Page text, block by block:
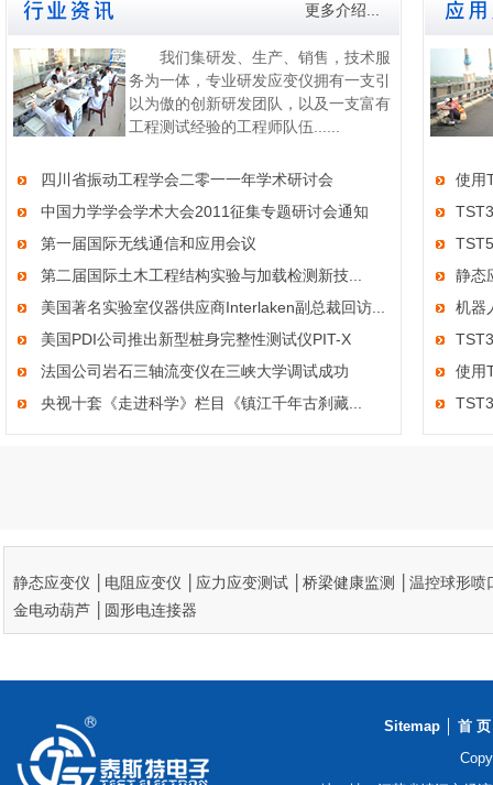
更多介绍...
我们集研发、生产、销售，技术服
务为一体，专业研发应变仪拥有一支引
以为傲的创新研发团队，以及一支富有
工程测试经验的工程师队伍......
四川省振动工程学会二零一一年学术研讨会
中国力学学会学术大会2011征集专题研讨会通知
第一届国际无线通信和应用会议
第二届国际土木工程结构实验与加载检测新技...
美国著名实验室仪器供应商Interlaken副总裁回访...
美国PDI公司推出新型桩身完整性测试仪PIT-X
法国公司岩石三轴流变仪在三峡大学调试成功
央视十套《走进科学》栏目《镇江千年古刹藏...
使用
静态
机器
使用
静态应变仪 电阻应变仪 应力应变测试 桥梁健康监测
温控球形喷
金电动葫芦
圆形电连接器
Sitemap 首 页